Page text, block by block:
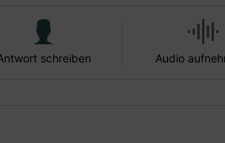
schreiben Audio